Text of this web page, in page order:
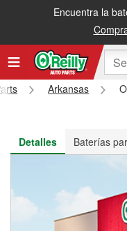
Encuentra la
Recibe tu orden gratis
Arkansas
Detalles
Baterías